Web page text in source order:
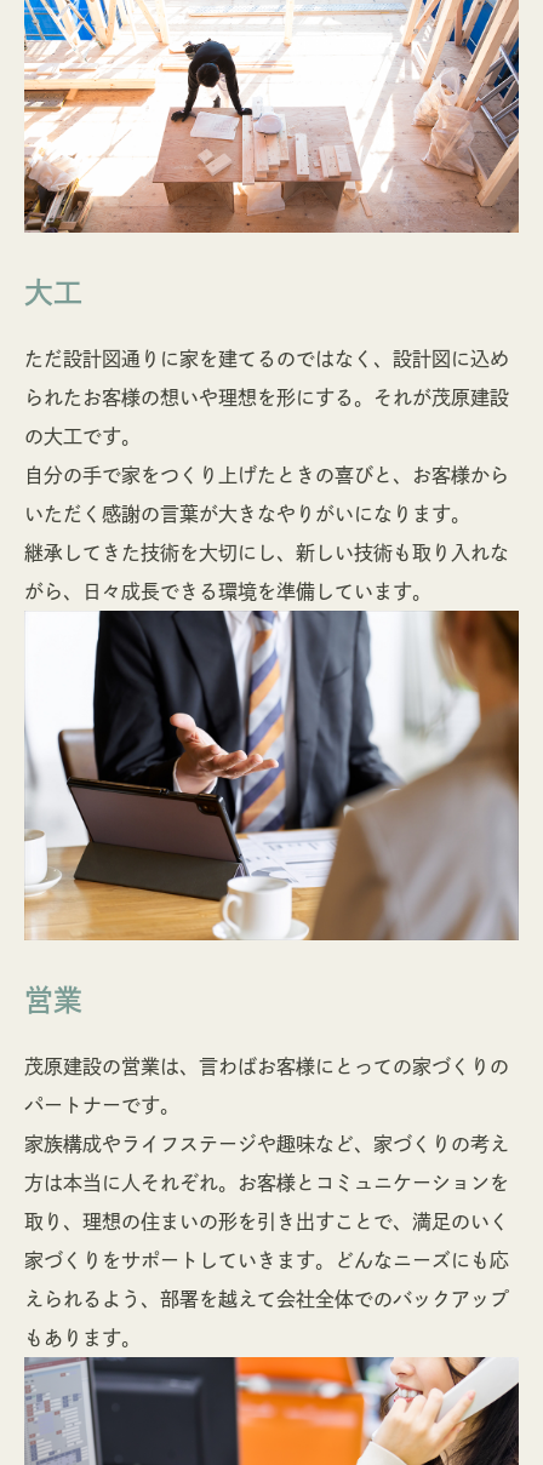
大工
ただ設計図通りに家を建てるのではなく、設計図に込め
られたお客様の想いや理想を形にする。それが茂原建設
の大工です。
自分の手で家をつくり上げたときの喜びと、お客様から
いただく感謝の言葉が大きなやりがいになります。
継承してきた技術を大切にし、新しい技術も取り入れな
がら、日々成長できる環境を準備しています。
営業
茂原建設の営業は、言わばお客様にとっての家づくりの
パートナーです。
家族構成やライフステージや趣味など、家づくりの考え
方は本当に人それぞれ。お客様とコミュニケーションを
取り、理想の住まいの形を引き出すことで、満足のいく
家づくりをサポートしていきます。どんなニーズにも応
えられるよう、部署を越えて会社全体でのバックアップ
もあります。